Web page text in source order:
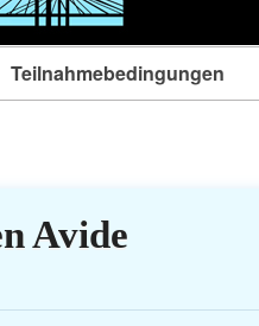
Teilnahmebedingungen
Avide